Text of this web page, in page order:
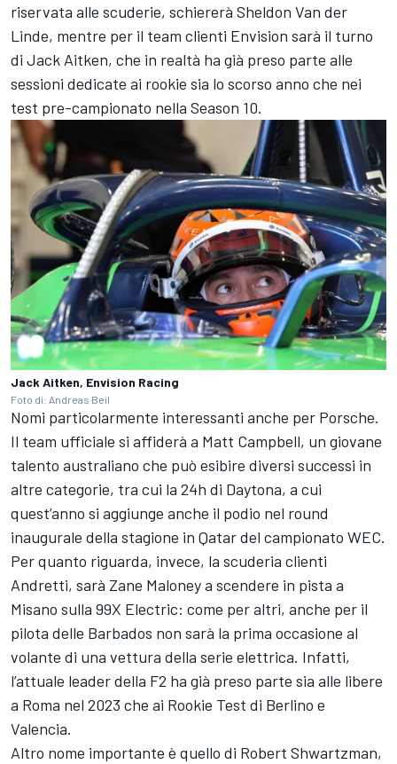
riservata alle scuderie, schiererà Sheldon Van der
Linde, mentre per il team clienti Envision sarà il turno
di Jack Aitken, che in realtà ha già preso parte alle
sessioni dedicate ai rookie sia lo scorso anno che nei
test pre-campionato nella Season 10.
Jack Aitken, Envision Racing
Foto di: Andreas Beil
Nomi particolarmente interessanti anche per Porsche.
Il team ufficiale si affiderà a Matt Campbell, un giovane
talento australiano che può esibire diversi successi in
altre categorie, tra cui la 24h di Daytona, a cui
quest’anno si aggiunge anche il podio nel round
inaugurale della stagione in Qatar del campionato WEC.
Per quanto riguarda, invece, la scuderia clienti
Andretti, sarà Zane Maloney a scendere in pista a
Misano sulla 99X Electric: come per altri, anche per il
pilota delle Barbados non sarà la prima occasione al
volante di una vettura della serie elettrica. Infatti,
l’attuale leader della F2 ha già preso parte sia alle libere
a Roma nel 2023 che ai Rookie Test di Berlino e
Valencia.
Altro nome importante è quello di Robert Shwartzman,